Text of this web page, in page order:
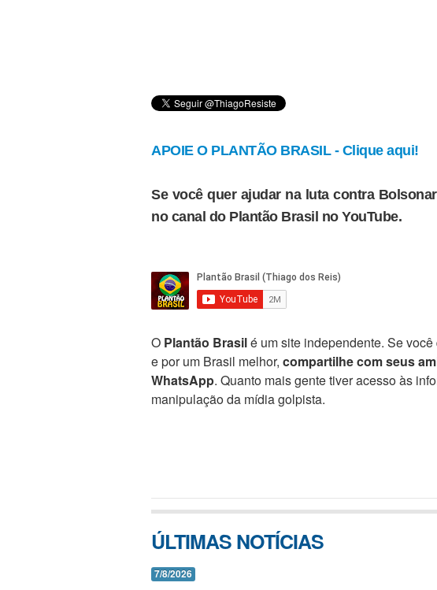
APOIE O PLANTÃO BRASIL - Clique aqui!
Se você quer ajudar na luta contra
no canal do Plantão Brasil no YouTube.
O Plantão Brasilé um site independente. Se
e por um Brasil melhor, compartilhe com seus
WhatsApp. Quanto mais gente tiver acesso às
manipulação da mídia golpista.
ÚLTIMAS NOTÍCIAS
7/8/2026